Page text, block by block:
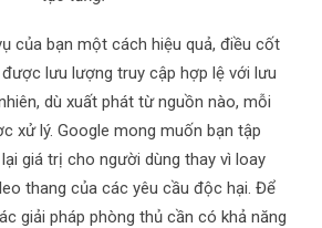
của bạn một cách hiệu quả, điều cốt
lưu lượng truy cập hợp lệ với lưu
dù xuất phát từ nguồn nào, mỗi
xử lý. Google mong muốn bạn tập
giá trị cho người dùng thay vì loay
thang của các yêu cầu độc hại. Để
giải pháp phòng thủ cần có khả năng